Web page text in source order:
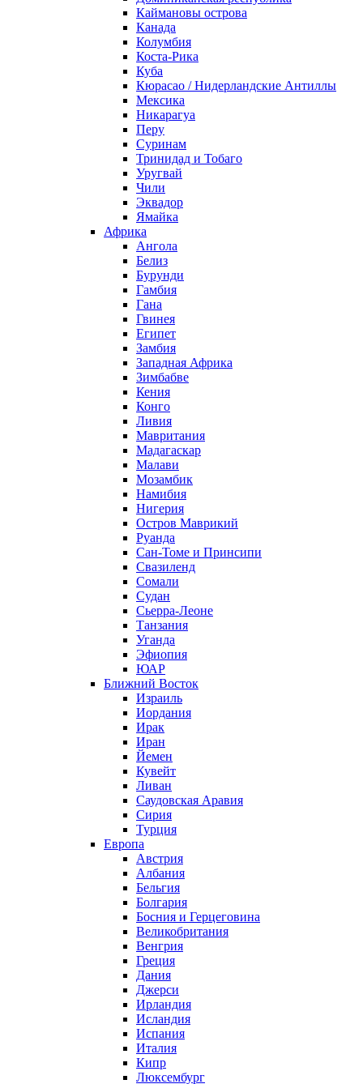
Каймановы острова
Канада
Колумбия
Коста-Рика
Куба
Кюрасао / Нидерландские Антиллы
Мексика
Никарагуа
Перу
Суринам
Тринидад и Тобаго
Уругвай
Чили
Эквадор
Ямайка
Африка
Ангола
Белиз
Бурунди
Гамбия
Гана
Гвинея
Египет
Замбия
Западная Африка
Зимбабве
Кения
Конго
Ливия
Мавритания
Мадагаскар
Малави
Мозамбик
Намибия
Нигерия
Остров Маврикий
Руанда
Сан-Томе и Принсипи
Свазиленд
Сомали
Судан
Сьерра-Леоне
Танзания
Уганда
Эфиопия
ЮАР
Ближний Восток
Израиль
Иордания
Ирак
Иран
Йемен
Кувейт
Ливан
Саудовская Аравия
Сирия
Турция
Европа
Австрия
Албания
Бельгия
Болгария
Босния и Герцеговина
Великобритания
Венгрия
Греция
Дания
Джерси
Ирландия
Исландия
Испания
Италия
Кипр
Люксембург